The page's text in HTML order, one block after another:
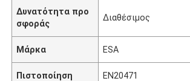
Δυνατότητα προ
σφοράς
Διαθέσιμος
Μάρκα ESA
Πιστοποίηση EN20471